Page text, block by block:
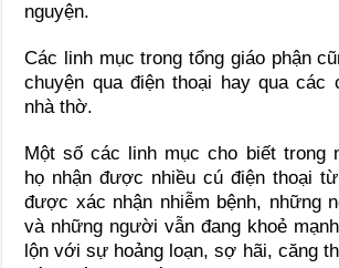
nguyện.
Các linh mục trong tổng giáo phận
chuyện qua điện thoại hay qua các
nhà thờ.
Một số các linh mục cho biết trong
họ nhận được nhiều cú điện thoại
được xác nhận nhiễm bệnh, những
và những người vẫn đang khoẻ
lộn với sự hoảng loạn, sợ hãi, căng